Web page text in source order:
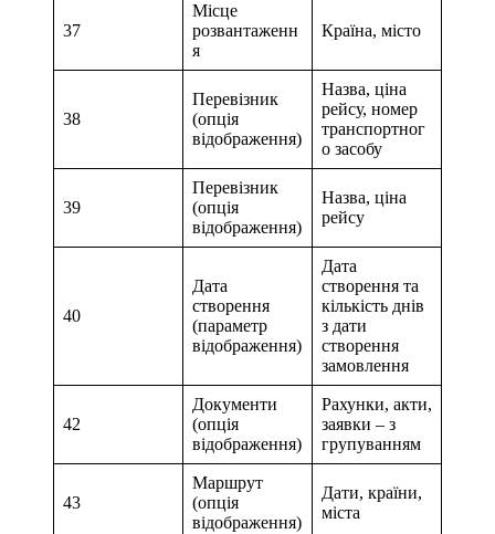
37
Місце
розвантаженн
я
Країна, місто
38
Перевізник
(опція
відображення)
Назва, ціна
рейсу, номер
транспортног
о засобу
39
Перевізник
(опція
відображення)
Назва, ціна
рейсу
40
Дата
створення
(параметр
відображення)
Дата
створення та
кількість днів
з дати
створення
замовлення
42
Документи
(опція
відображення)
Рахунки, акти,
заявки – з
групуванням
43
Маршрут
(опція
відображення)
Дати, країни,
міста